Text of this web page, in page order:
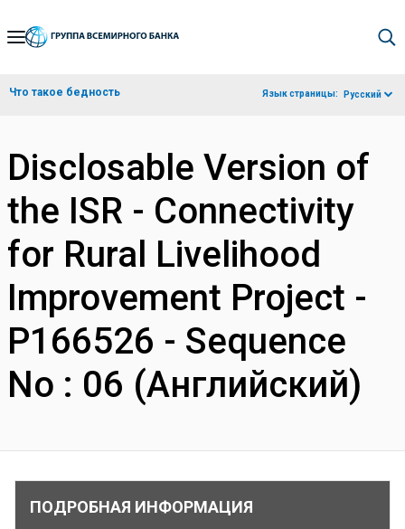
Skip
Navigation
Что такое бедность Язык страницы: Русский
Disclosable Version of
the ISR - Connectivity
for Rural Livelihood
Improvement Project -
P166526 - Sequence
No : 06 (Английский)
ПОДРОБНАЯ ИНФОРМАЦИЯ